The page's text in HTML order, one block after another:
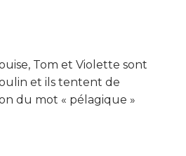
Tom et Violette sont
et ils tentent de
du mot « pélagique »